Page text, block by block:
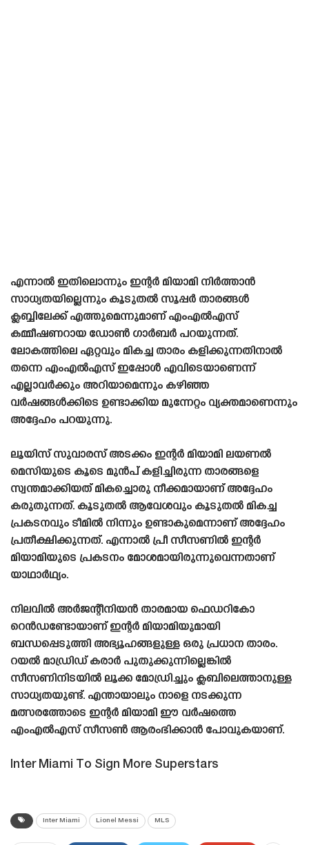
എന്നാൽ ഇതിലൊന്നും ഇന്റർ മിയാമി നിർത്താൻ
സാധ്യതയില്ലെന്നും കൂടുതൽ സൂപ്പർ താരങ്ങൾ
ക്ലബ്ബിലേക്ക് എത്തുമെന്നുമാണ് എംഎൽഎസ്
കമ്മീഷണറായ ഡോൺ ഗാർബർ പറയുന്നത്.
ലോകത്തിലെ ഏറ്റവും മികച്ച താരം കളിക്കുന്നതിനാൽ
തന്നെ എംഎൽഎസ് ഇപ്പോൾ എവിടെയാണെന്ന്
എല്ലാവർക്കും അറിയാമെന്നും കഴിഞ്ഞ
വർഷങ്ങൾക്കിടെ ഉണ്ടാക്കിയ മുന്നേറ്റം വ്യക്തമാണെന്നും
അദ്ദേഹം പറയുന്നു.
ലൂയിസ് സുവാരസ് അടക്കം ഇന്റർ മിയാമി ലയണൽ
മെസിയുടെ കൂടെ മുൻപ് കളിച്ചിരുന്ന താരങ്ങളെ
സ്വന്തമാക്കിയത് മികച്ചൊരു നീക്കമായാണ് അദ്ദേഹം
കരുതുന്നത്. കൂടുതൽ ആവേശവും കൂടുതൽ മികച്ച
പ്രകടനവും ടീമിൽ നിന്നും ഉണ്ടാകുമെന്നാണ് അദ്ദേഹം
പ്രതീക്ഷിക്കുന്നത്. എന്നാൽ പ്രീ സീസണിൽ ഇന്റർ
മിയാമിയുടെ പ്രകടനം മോശമായിരുന്നുവെന്നതാണ്
യാഥാർഥ്യം.
നിലവിൽ അർജന്റീനിയൻ താരമായ ഫെഡറികോ
റെൻഡണ്ടോയാണ് ഇന്റർ മിയാമിയുമായി
ബന്ധപ്പെടുത്തി അഭ്യൂഹങ്ങളുള്ള ഒരു പ്രധാന താരം.
റയൽ മാഡ്രിഡ് കരാർ പുതുക്കുന്നില്ലെങ്കിൽ
സീസണിനിടയിൽ ലൂക്ക മോഡ്രിച്ചും ക്ലബിലെത്താനുള്ള
സാധ്യതയുണ്ട്. എന്തായാലും നാളെ നടക്കുന്ന
മത്സരത്തോടെ ഇന്റർ മിയാമി ഈ വർഷത്തെ
എംഎൽഎസ് സീസൺ ആരംഭിക്കാൻ പോവുകയാണ്.
Inter Miami To Sign More Superstars
Inter Miami Lionel Messi MLS